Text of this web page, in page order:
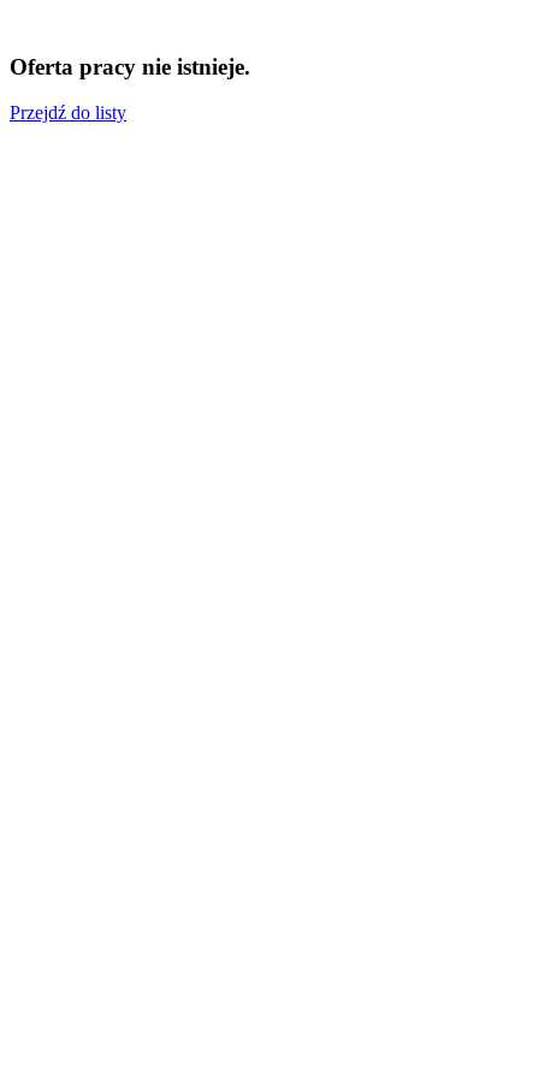
Oferta pracy nie istnieje.
Przejdź do listy